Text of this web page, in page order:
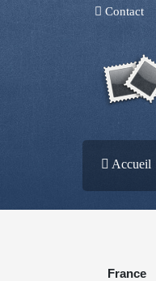
Contact
Accueil
France